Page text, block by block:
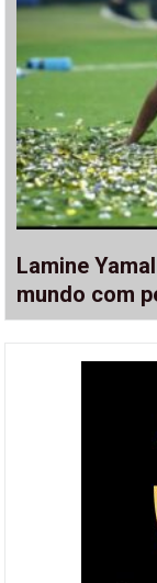
Lamine
mundo com